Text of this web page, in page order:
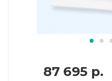
87 695 р.